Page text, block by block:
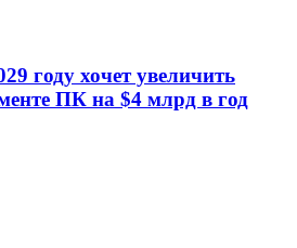
году хочет увеличить
ПК на $4 млрд в год